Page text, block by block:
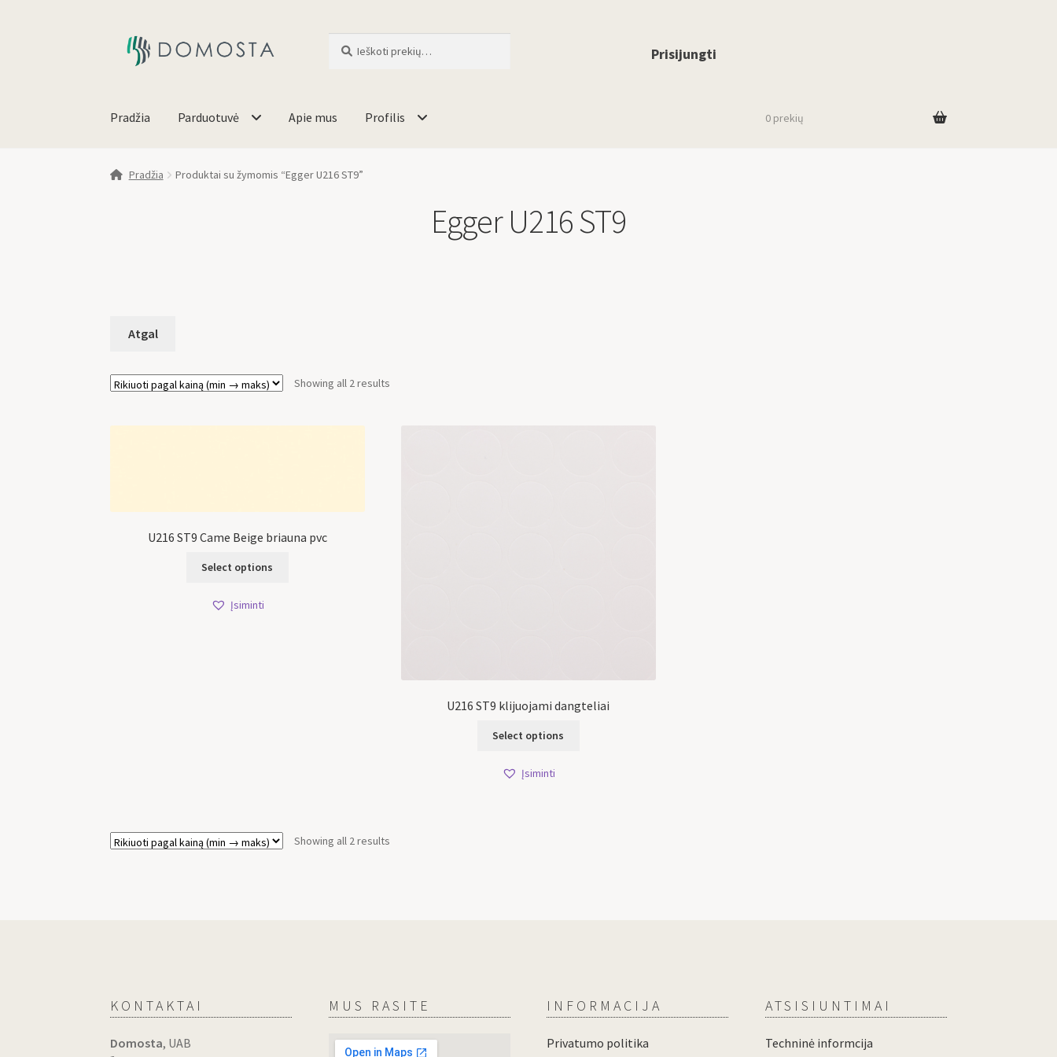
Prisijungti
Pradžia Parduotuvė Apie mus Profilis 0 prekių
Pradžia Produktai su žymomis “Egger U216 ST9”
Egger U216 ST9
Showing all 2 results
U216 ST9 Came Beige briauna pvc
Select options
Įsiminti
U216 ST9 klijuojami dangteliai
Select options
Įsiminti
Showing all 2 results
KONTAKTAI
Domosta, UAB
MUS RASITE INFORMACIJA
Privatumo politika
ATSISIUNTIMAI
Techninė informcija